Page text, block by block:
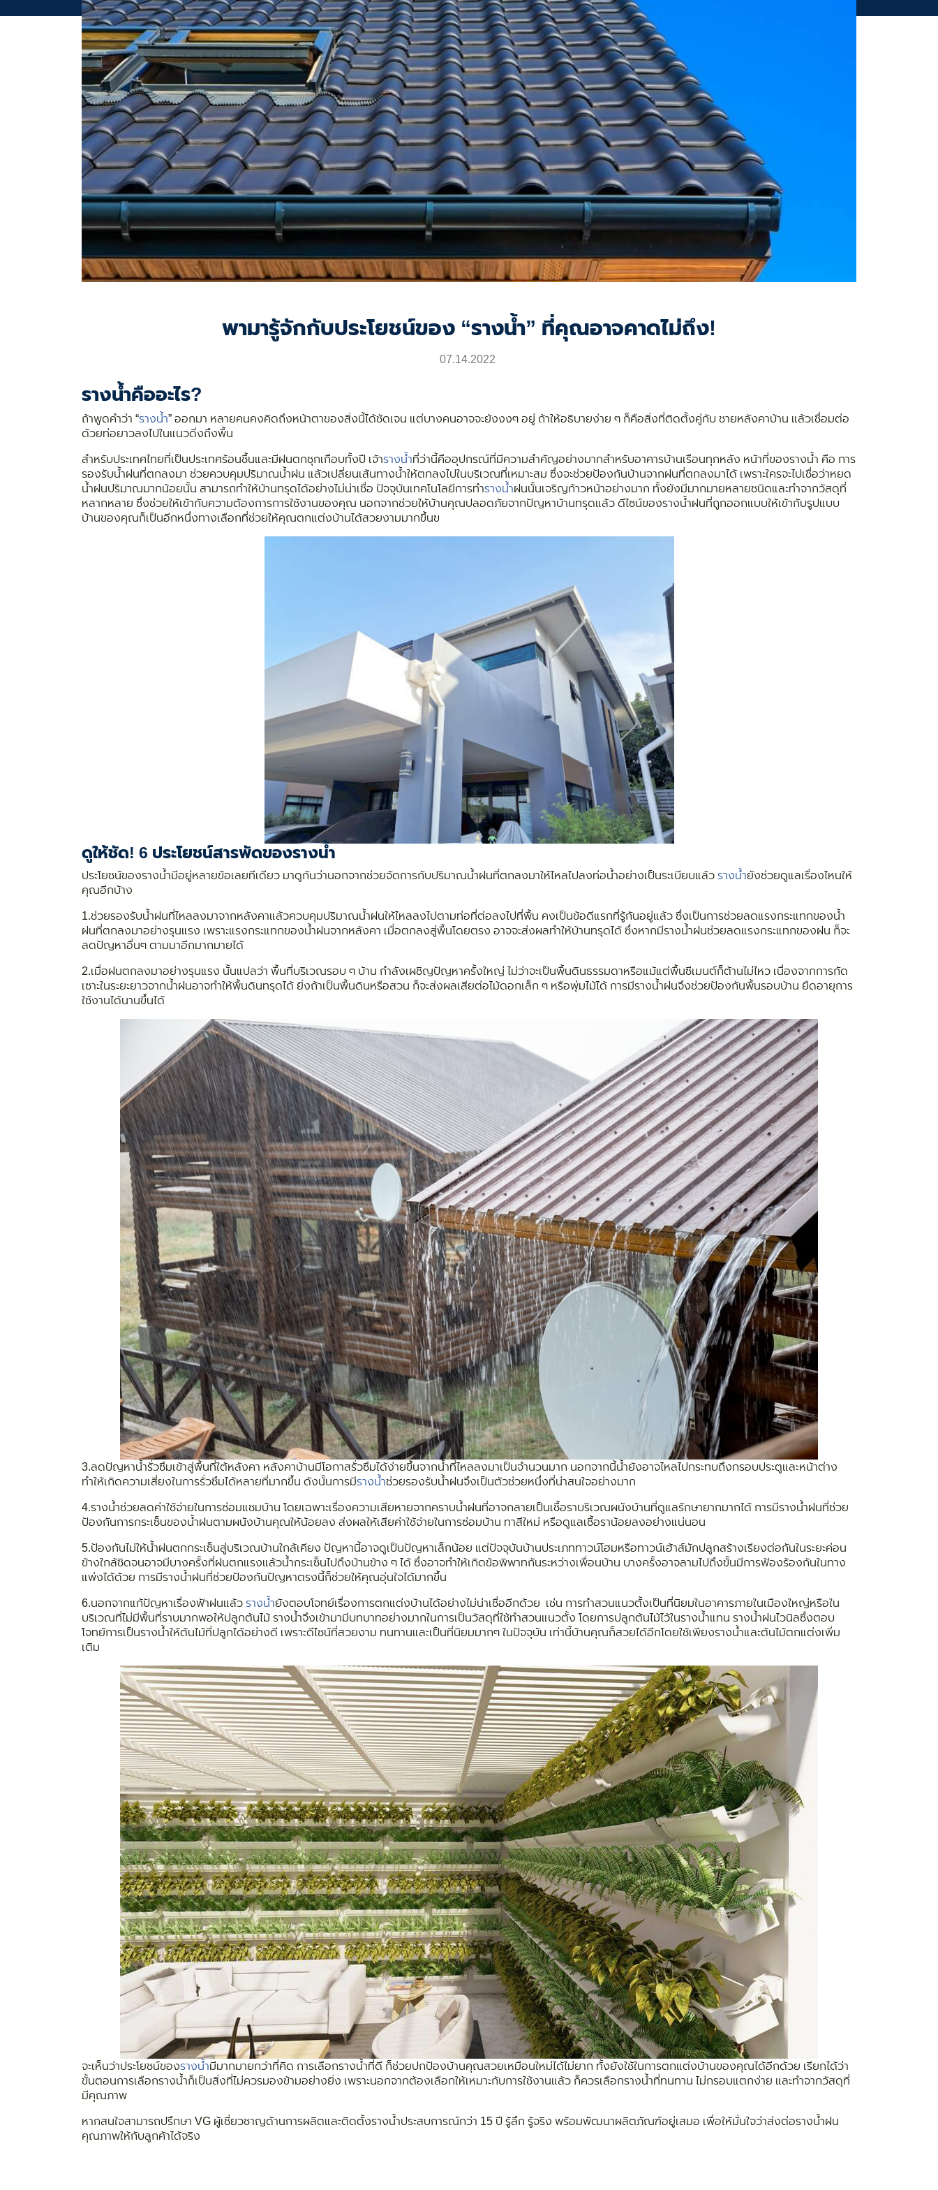
พามารู้จักกับประโยชน์ของ “รางน้ำ” ที่คุณอาจคาดไม่ถึง!
07.14.2022
รางน้ำคืออะไร?
ถ้าพูดคำว่า “รางน้ำ” ออกมา หลายคนคงคิดถึงหน้าตาของสิ่งนี้ได้ชัดเจน แต่บางคนอาจจะยังงงๆ อยู่ ถ้าให้อธิบายง่าย ๆ ก็คือสิ่งที่ติดตั้งคู่กับ ชายหลังคาบ้าน แล้วเชื่อมต่อ
ด้วยท่อยาวลงไปในแนวดิ่งถึงพื้น
สำหรับประเทศไทยที่เป็นประเทศร้อนชื้นและมีฝนตกชุกเกือบทั้งปี เจ้ารางน้ำที่ว่านี้คืออุปกรณ์ที่มีความสำคัญอย่างมากสำหรับอาคารบ้านเรือนทุกหลัง หน้าที่ของรางน้ำ คือ การ
รองรับน้ำฝนที่ตกลงมา ช่วยควบคุมปริมาณน้ำฝน แล้วเปลี่ยนเส้นทางน้ำให้ตกลงไปในบริเวณที่เหมาะสม ซึ่งจะช่วยป้องกันบ้านจากฝนที่ตกลงมาได้ เพราะใครจะไปเชื่อว่าหยด
น้ำฝนปริมาณมากน้อยนั้น สามารถทำให้บ้านทรุดได้อย่างไม่น่าเชื่อ ปัจจุบันเทคโนโลยีการทำรางน้ำฝนนั้นเจริญก้าวหน้าอย่างมาก ทั้งยังมีมากมายหลายชนิดและทำจากวัสดุที่
หลากหลาย ซึ่งช่วยให้เข้ากับความต้องการการใช้งานของคุณ นอกจากช่วยให้บ้านคุณปลอดภัยจากปัญหาบ้านทรุดแล้ว ดีไซน์ของรางน้ำฝนที่ถูกออกแบบให้เข้ากับรูปแบบ
บ้านของคุณก็เป็นอีกหนึ่งทางเลือกที่ช่วยให้คุณตกแต่งบ้านได้สวยงามมากขึ้นฃ
ดูให้ชัด! 6 ประโยชน์สารพัดของรางน้ำ
ประโยชน์ของรางน้ำมีอยู่หลายข้อเลยทีเดียว มาดูกันว่านอกจากช่วยจัดการกับปริมาณน้ำฝนที่ตกลงมาให้ไหลไปลงท่อน้ำอย่างเป็นระเบียบแล้ว รางน้ำยังช่วยดูแลเรื่องไหนให้
คุณอีกบ้าง
1.ช่วยรองรับน้ำฝนที่ไหลลงมาจากหลังคาแล้วควบคุมปริมาณน้ำฝนให้ไหลลงไปตามท่อที่ต่อลงไปที่พื้น คงเป็นข้อดีแรกที่รู้กันอยู่แล้ว ซึ่งเป็นการช่วยลดแรงกระแทกของน้ำ
ฝนที่ตกลงมาอย่างรุนแรง เพราะแรงกระแทกของน้ำฝนจากหลังคา เมื่อตกลงสู่พื้นโดยตรง อาจจะส่งผลทำให้บ้านทรุดได้ ซึ่งหากมีรางน้ำฝนช่วยลดแรงกระแทกของฝน ก็จะ
ลดปัญหาอื่นๆ ตามมาอีกมากมายได้
2.เมื่อฝนตกลงมาอย่างรุนแรง นั้นแปลว่า พื้นที่บริเวณรอบ ๆ บ้าน กำลังเผชิญปัญหาครั้งใหญ่ ไม่ว่าจะเป็นพื้นดินธรรมดาหรือแม้แต่พื้นซีเมนต์ก็ต้านไม่ไหว เนื่องจากการกัด
เซาะในระยะยาวจากน้ำฝนอาจทำให้พื้นดินทรุดได้ ยิ่งถ้าเป็นพื้นดินหรือสวน ก็จะส่งผลเสียต่อไม้ดอกเล็ก ๆ หรือพุ่มไม้ได้ การมีรางน้ำฝนจึงช่วยป้องกันพื้นรอบบ้าน ยืดอายุการ
ใช้งานได้นานขึ้นได้
3.ลดปัญหาน้ำรั่วซึมเข้าสู่พื้นที่ใต้หลังคา หลังคาบ้านมีโอกาสรั่วซึมได้ง่ายขึ้นจากน้ำที่ไหลลงมาเป็นจำนวนมาก นอกจากนี้น้ำยังอาจไหลไปกระทบถึงกรอบประตูและหน้าต่าง
ทำให้เกิดความเสี่ยงในการรั่วซึมได้หลายที่มากขึ้น ดังนั้นการมีรางน้ำช่วยรองรับน้ำฝนจึงเป็นตัวช่วยหนึ่งที่น่าสนใจอย่างมาก
4.รางน้ำช่วยลดค่าใช้จ่ายในการซ่อมแซมบ้าน โดยเฉพาะเรื่องความเสียหายจากคราบน้ำฝนที่อาจกลายเป็นเชื้อราบริเวณผนังบ้านที่ดูแลรักษายากมากได้ การมีรางน้ำฝนที่ช่วย
ป้องกันการกระเซ็นของน้ำฝนตามผนังบ้านคุณให้น้อยลง ส่งผลให้เสียค่าใช้จ่ายในการซ่อมบ้าน ทาสีใหม่ หรือดูแลเชื้อราน้อยลงอย่างแน่นอน
5.ป้องกันไม่ให้น้ำฝนตกกระเซ็นสู่บริเวณบ้านใกล้เคียง ปัญหานี้อาจดูเป็นปัญหาเล็กน้อย แต่ปัจจุบันบ้านประเภททาวน์โฮมหรือทาวน์เฮ้าส์มักปลูกสร้างเรียงต่อกันในระยะค่อน
ข้างใกล้ชิดจนอาจมีบางครั้งที่ฝนตกแรงแล้วน้ำกระเซ็นไปถึงบ้านข้าง ๆ ได้ ซึ่งอาจทำให้เกิดข้อพิพาทกันระหว่างเพื่อนบ้าน บางครั้งอาจลามไปถึงขั้นมีการฟ้องร้องกันในทาง
แพ่งได้ด้วย การมีรางน้ำฝนที่ช่วยป้องกันปัญหาตรงนี้ก็ช่วยให้คุณอุ่นใจได้มากขึ้น
6.นอกจากแก้ปัญหาเรื่องฟ้าฝนแล้ว รางน้ำยังตอบโจทย์เรื่องการตกแต่งบ้านได้อย่างไม่น่าเชื่ออีกด้วย เช่น การทำสวนแนวตั้งเป็นที่นิยมในอาคารภายในเมืองใหญ่หรือใน
บริเวณที่ไม่มีพื้นที่ราบมากพอให้ปลูกต้นไม้ รางน้ำจึงเข้ามามีบทบาทอย่างมากในการเป็นวัสดุที่ใช้ทำสวนแนวตั้ง โดยการปลูกต้นไม้ไว้ในรางน้ำแทน รางน้ำฝนไวนิลซึ่งตอบ
โจทย์การเป็นรางน้ำให้ต้นไม้ที่ปลูกได้อย่างดี เพราะดีไซน์ที่สวยงาม ทนทานและเป็นที่นิยมมากๆ ในปัจจุบัน เท่านี้บ้านคุณก็สวยได้อีกโดยใช้เพียงรางน้ำและต้นไม้ตกแต่งเพิ่ม
เติม
จะเห็นว่าประโยชน์ของรางน้ำมีมากมายกว่าที่คิด การเลือกรางน้ำที่ดี ก็ช่วยปกป้องบ้านคุณสวยเหมือนใหม่ได้ไม่ยาก ทั้งยังใช้ในการตกแต่งบ้านของคุณได้อีกด้วย เรียกได้ว่า
ขั้นตอนการเลือกรางน้ำก็เป็นสิ่งที่ไม่ควรมองข้ามอย่างยิ่ง เพราะนอกจากต้องเลือกให้เหมาะกับการใช้งานแล้ว ก็ควรเลือกรางน้ำที่ทนทาน ไม่กรอบแตกง่าย และทำจากวัสดุที่
มีคุณภาพ
หากสนใจสามารถปรึกษา VG ผู้เชี่ยวชาญด้านการผลิตและติดตั้งรางน้ำประสบการณ์กว่า 15 ปี รู้ลึก รู้จริง พร้อมพัฒนาผลิตภัณฑ์อยู่เสมอ เพื่อให้มั่นใจว่าส่งต่อรางน้ำฝน
คุณภาพให้กับลูกค้าได้จริง